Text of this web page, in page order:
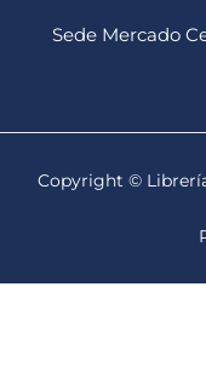
Sede Mercado
Copyright ©